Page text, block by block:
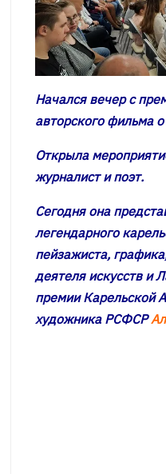
Начался вечер с
авторского фильма
Открыла
журналист и поэт.
Сегодня она
легендарного
пейзажиста,
деятеля искусств и
премии Карельской
художника РСФСР